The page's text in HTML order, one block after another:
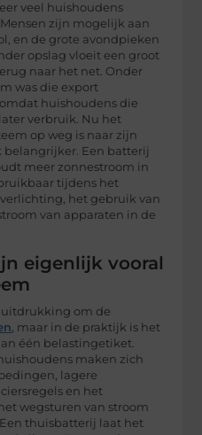
veel huishoudens
zijn mogelijk aan
en de grote avondpieken
opslag vloeit een groot
naar het net. Onder
was die export
huishoudens die
verbruik. Nu het
op weg is naar zijn
Een batterij
meer zonnestroom in
tijdens het
het gebruik van
van apparaten in de
eigenlijk vooral
uitdrukking om de
, maar in de praktijk is het
één belastingetiket.
maken zich
lagere
en het
wegsturen van stroom
thuisbatterij laat het